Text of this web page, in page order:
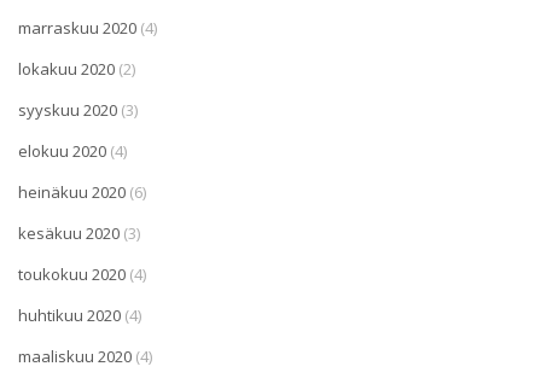
marraskuu 2020 (4)
lokakuu 2020 (2)
syyskuu 2020 (3)
elokuu 2020 (4)
heinäkuu 2020 (6)
kesäkuu 2020 (3)
toukokuu 2020 (4)
huhtikuu 2020 (4)
maaliskuu 2020 (4)